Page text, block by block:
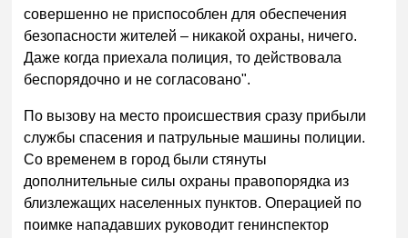
совершенно не приспособлен для обеспечения
безопасности жителей – никакой охраны, ничего.
Даже когда приехала полиция, то действовала
беспорядочно и не согласовано".
По вызову на место происшествия сразу прибыли
службы спасения и патрульные машины полиции.
Со временем в город были стянуты
дополнительные силы охраны правопорядка из
близлежащих населенных пунктов. Операцией по
поимке нападавших руководит генинспектор